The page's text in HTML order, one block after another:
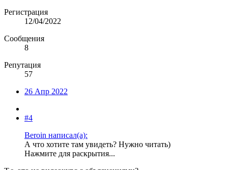
Регистрация
12/04/2022
Сообщения
8
Репутация
57
26 Апр 2022
#4
Beroin написал(а):
А что хотите там увидеть? Нужно читать)
Нажмите для раскрытия...